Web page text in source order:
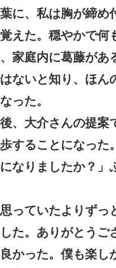
に、私は胸が締め
えた。穏やかで何
家庭内に葛藤があ
ないと知り、ほん
った。
、大介さんの提案
することになった。
になりましたか？」
っていたよりずっ
た。ありがとうご
良かった。僕も楽し